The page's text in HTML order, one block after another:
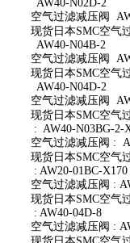
AW40-N02D-2
空气过滤减压阀
现货日本SMC空气
AW40-N04B-2
空气过滤减压阀
现货日本SMC空气
AW40-N04D-2
空气过滤减压阀
现货日本SMC空气
: AW40-N03BG-2-
空气过滤减压阀 :
现货日本SMC空气
: AW20-01BC-X170
空气过滤减压阀 :
现货日本SMC空气
: AW40-04D-8
空气过滤减压阀 :